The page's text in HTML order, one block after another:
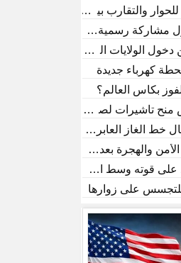
والتقارب بين الحضارات
رسمية في أسبوع لندن
الولايات المتحدة
كهرباء جديدة
بكأس العالم؟
خط الغاز العابر للصحراء
والهجرة بعد أشهر من التوتر
على قوته وسط الاضطرابات العالمية
للتجسس على زوارها